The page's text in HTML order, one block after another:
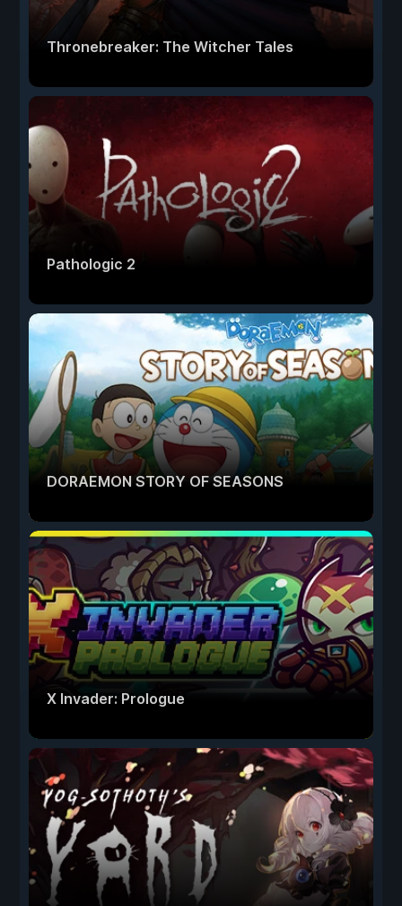
Thronebreaker: The Witcher Tales
Pathologic 2
DORAEMON STORY OF SEASONS
X Invader: Prologue